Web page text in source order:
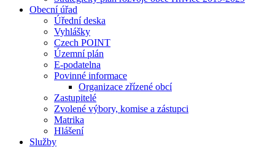
Obecní úřad
Úřední deska
Vyhlášky
Czech POINT
Územní plán
E-podatelna
Povinné informace
Organizace zřízené obcí
Zastupitelé
Zvolené výbory, komise a zástupci
Matrika
Hlášení
Služby